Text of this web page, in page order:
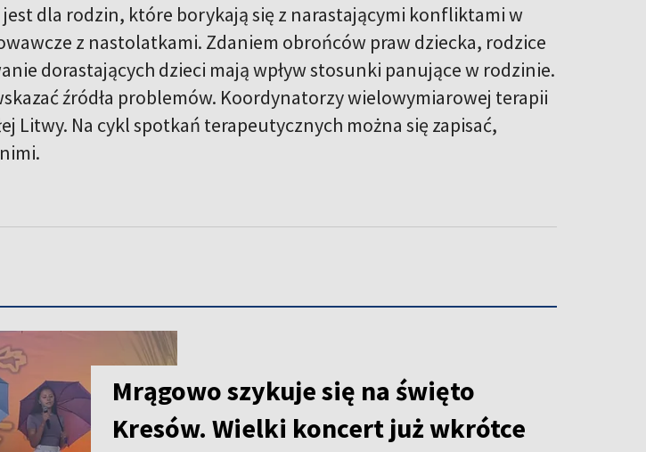
dla rodzin, które borykają się z narastającymi konfliktami w
z nastolatkami. Zdaniem obrońców praw dziecka, rodzice
dorastających dzieci mają wpływ stosunki panujące w rodzinie.
źródła problemów. Koordynatorzy wielowymiarowej terapii
Litwy. Na cykl spotkań terapeutycznych można się zapisać,
Mrągowo szykuje się na święto
Kresów. Wielki koncert już wkrótce